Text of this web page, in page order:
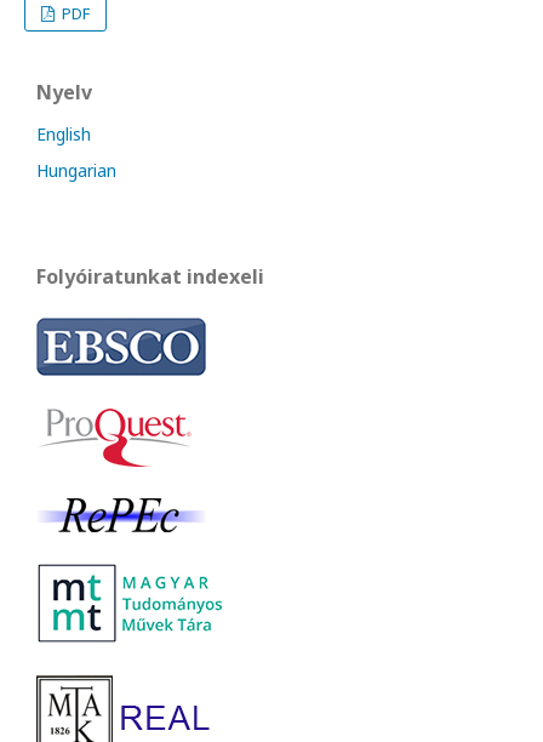
PDF
Nyelv
English
Hungarian
Folyóiratunkat indexeli